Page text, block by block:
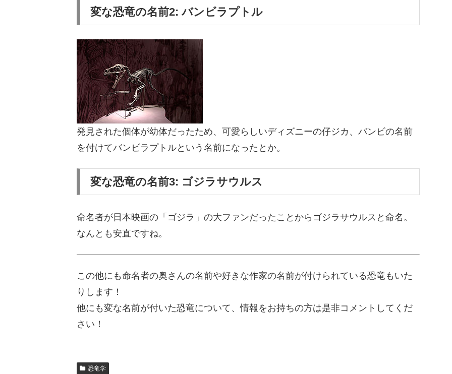
変な恐竜の名前2: バンビラプトル
発見された個体が幼体だったため、可愛らしいディズニーの仔ジカ、バンビの名前
を付けてバンビラプトルという名前になったとか。
変な恐竜の名前3: ゴジラサウルス
命名者が日本映画の「ゴジラ」の大ファンだったことからゴジラサウルスと命名。
なんとも安直ですね。
この他にも命名者の奥さんの名前や好きな作家の名前が付けられている恐竜もいた
りします！
他にも変な名前が付いた恐竜について、情報をお持ちの方は是非コメントしてくだ
さい！
恐竜学